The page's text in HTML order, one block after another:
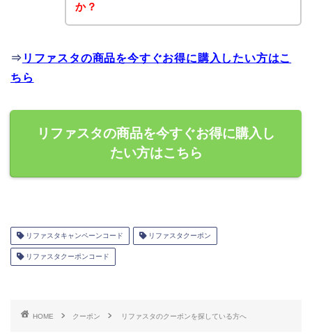
か？
⇒ リファスタの商品を今すぐお得に購入したい方はこ
ちら
リファスタの商品を今すぐお得に購入し
たい方はこちら
リファスタキャンペーンコード リファスタクーポン
リファスタクーポンコード
HOME クーポン リファスタのクーポンを探している方へ